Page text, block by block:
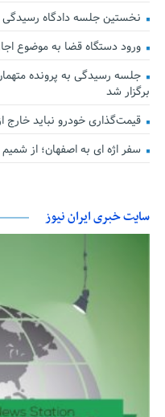
نخستین جلسه دادگاه رسیدگی
ورود دستگاه قضا به موضوع
جلسه رسیدگی به پرونده
برگزار شد
قیمت‌گذاری خودرو نباید خارج
سفر اژه ای به اصفهان؛ از
سایت خبری ایران نیوز